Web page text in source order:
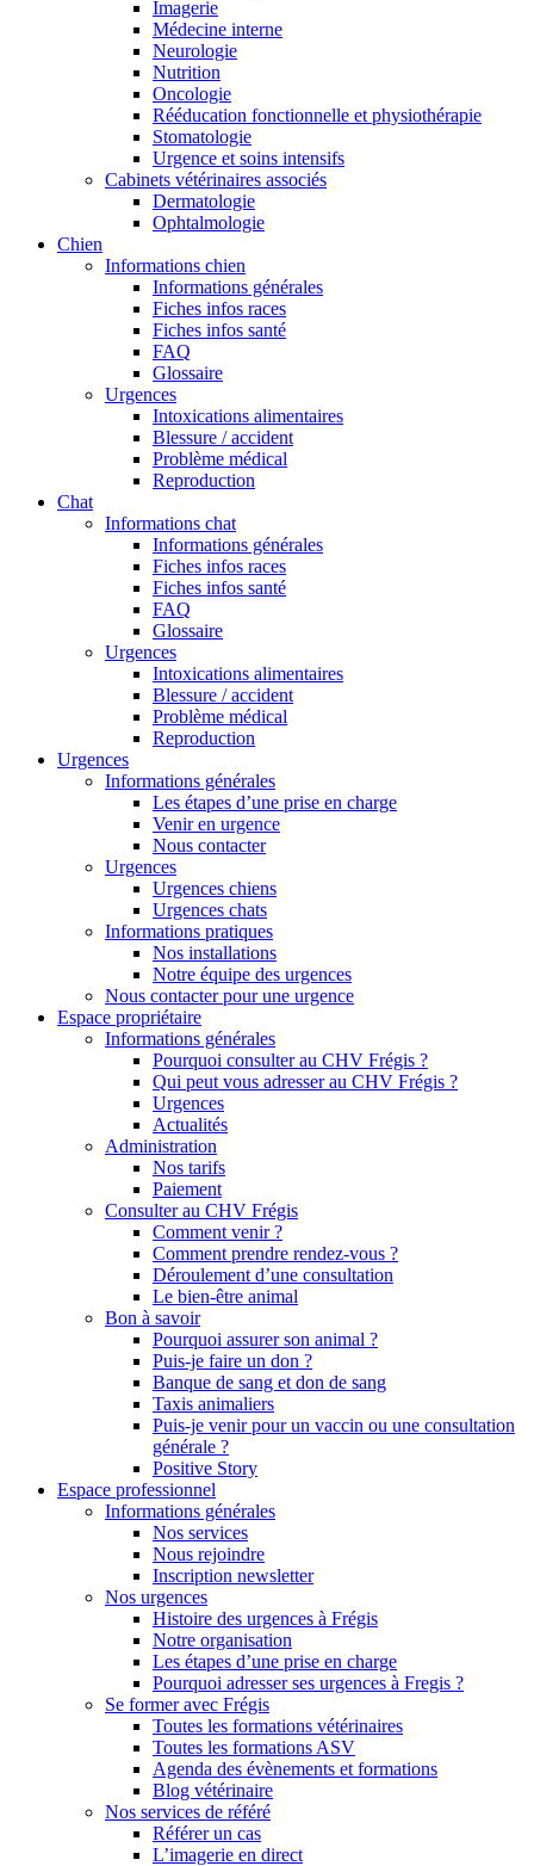
Imagerie
Médecine interne
Neurologie
Nutrition
Oncologie
Rééducation fonctionnelle et physiothérapie
Stomatologie
Urgence et soins intensifs
Cabinets vétérinaires associés
Dermatologie
Ophtalmologie
Chien
Informations chien
Informations générales
Fiches infos races
Fiches infos santé
FAQ
Glossaire
Urgences
Intoxications alimentaires
Blessure / accident
Problème médical
Reproduction
Chat
Informations chat
Informations générales
Fiches infos races
Fiches infos santé
FAQ
Glossaire
Urgences
Intoxications alimentaires
Blessure / accident
Problème médical
Reproduction
Urgences
Informations générales
Les étapes d’une prise en charge
Venir en urgence
Nous contacter
Urgences
Urgences chiens
Urgences chats
Informations pratiques
Nos installations
Notre équipe des urgences
Nous contacter pour une urgence
Espace propriétaire
Informations générales
Pourquoi consulter au CHV Frégis ?
Qui peut vous adresser au CHV Frégis ?
Urgences
Actualités
Administration
Nos tarifs
Paiement
Consulter au CHV Frégis
Comment venir ?
Comment prendre rendez-vous ?
Déroulement d’une consultation
Le bien-être animal
Bon à savoir
Pourquoi assurer son animal ?
Puis-je faire un don ?
Banque de sang et don de sang
Taxis animaliers
Puis-je venir pour un vaccin ou une consultation
générale ?
Positive Story
Espace professionnel
Informations générales
Nos services
Nous rejoindre
Inscription newsletter
Nos urgences
Histoire des urgences à Frégis
Notre organisation
Les étapes d’une prise en charge
Pourquoi adresser ses urgences à Fregis ?
Se former avec Frégis
Toutes les formations vétérinaires
Toutes les formations ASV
Agenda des évènements et formations
Blog vétérinaire
Nos services de référé
Référer un cas
L’imagerie en direct